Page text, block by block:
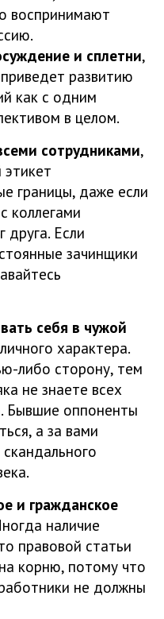
воспринимают
и сплетни,
развитию
как с одним
в целом.
сотрудниками,
границы, даже если
коллегами
друга. Если
зачинщики
себя в чужой
характера.
либо сторону, тем
не знаете всех
Бывшие оппоненты
а за вами
и гражданское
наличие
правовой статьи
корню, потому что
не должны